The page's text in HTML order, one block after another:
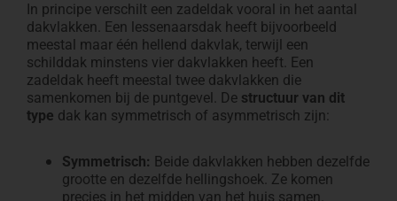
In principe verschilt een zadeldak vooral in het aantal
dakvlakken. Een lessenaarsdak heeft bijvoorbeeld
meestal maar één hellend dakvlak, terwijl een
schilddak minstens vier dakvlakken heeft. Een
zadeldak heeft meestal twee dakvlakken die
samenkomen bij de puntgevel. De structuur van dit
type dak kan symmetrisch of asymmetrisch zijn:
Symmetrisch: Beide dakvlakken hebben dezelfde
grootte en dezelfde hellingshoek. Ze komen
precies in het midden van het huis samen.